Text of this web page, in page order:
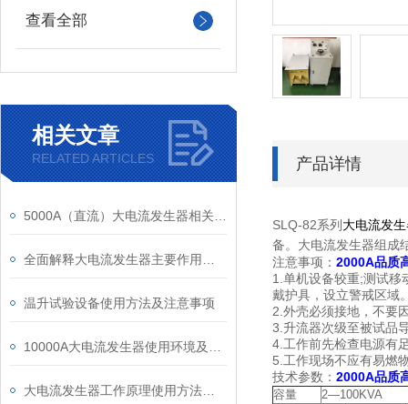
查看全部
相关文章
RELATED ARTICLES
温升试验设备使用方法及注意事项
产品详情
SLQ-82系列 大电流发
备。 大电流发生器组成
注意事项： 2000A品质
1.单机设备较重;测试移
戴护具，设立警戒区域
2.外壳必须接地，不要
3.升流器次级至被试品
4.工作前先检查电源有
5.工作现场不应有易燃
技术参数： 2000A品质
容量
2—100KVA